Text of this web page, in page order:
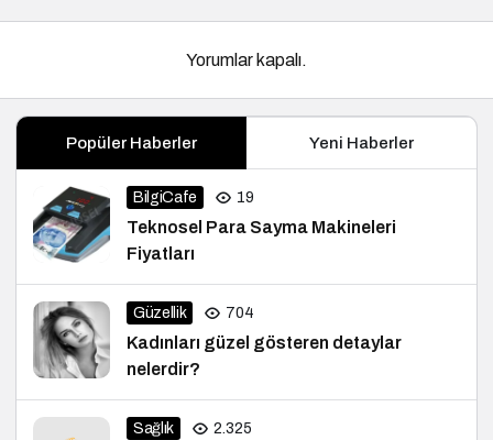
Yorumlar kapalı.
Popüler Haberler Yeni Haberler
BilgiCafe 19
Teknosel Para Sayma Makineleri
Fiyatları
Güzellik 704
Kadınları güzel gösteren detaylar
nelerdir?
Sağlık 2.325